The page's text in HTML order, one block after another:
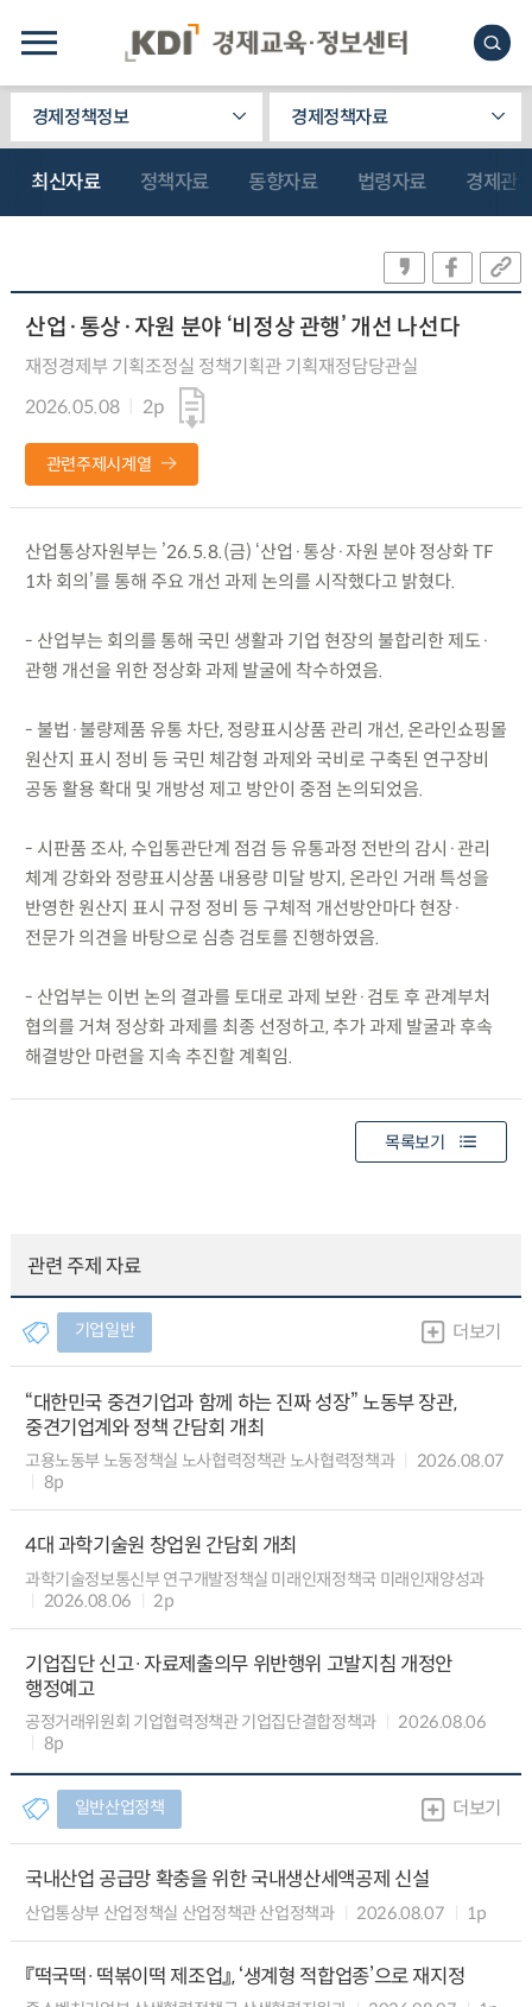
경제정책정보 경제정책자료
최신자료 정책자료 동향자료 법령자료 경제관
산업·통상·자원 분야 ‘비정상 관행’ 개선 나선다
재정경제부 기획조정실 정책기획관 기획재정담당관실
2026.05.08
2p
관련주제시계열
산업통상자원부는 ’26.5.8.(금) ‘산업·통상·자원 분야 정상화 TF
1차 회의’를 통해 주요 개선 과제 논의를 시작했다고 밝혔다.
- 산업부는 회의를 통해 국민 생활과 기업 현장의 불합리한 제도·
관행 개선을 위한 정상화 과제 발굴에 착수하였음.
- 불법·불량제품 유통 차단, 정량표시상품 관리 개선, 온라인쇼핑몰
원산지 표시 정비 등 국민 체감형 과제와 국비로 구축된 연구장비
공동 활용 확대 및 개방성 제고 방안이 중점 논의되었음.
- 시판품 조사, 수입통관단계 점검 등 유통과정 전반의 감시·관리
체계 강화와 정량표시상품 내용량 미달 방지, 온라인 거래 특성을
반영한 원산지 표시 규정 정비 등 구체적 개선방안마다 현장·
전문가 의견을 바탕으로 심층 검토를 진행하였음.
- 산업부는 이번 논의 결과를 토대로 과제 보완·검토 후 관계부처
협의를 거쳐 정상화 과제를 최종 선정하고, 추가 과제 발굴과 후속
해결방안 마련을 지속 추진할 계획임.
목록보기
관련 주제 자료
기업일반 더보기
“대한민국 중견기업과 함께 하는 진짜 성장” 노동부 장관,
중견기업계와 정책 간담회 개최
고용노동부 노동정책실 노사협력정책관 노사협력정책과
2026.08.07
8p
4대 과학기술원 창업원 간담회 개최
과학기술정보통신부 연구개발정책실 미래인재정책국 미래인재양성과
2026.08.06
2p
기업집단 신고·자료제출의무 위반행위 고발지침 개정안
행정예고
공정거래위원회 기업협력정책관 기업집단결합정책과
2026.08.06
8p
일반산업정책 더보기
국내산업 공급망 확충을 위한 국내생산세액공제 신설
산업통상부 산업정책실 산업정책관 산업정책과 2026.08.07 1p
『떡국떡·떡볶이떡 제조업』, ‘생계형 적합업종’으로 재지정